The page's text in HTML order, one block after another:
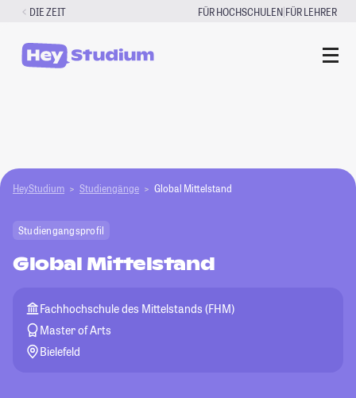
Zum
springen
DIE ZEIT FÜR HOCHSCHULEN|FÜR LEHRER
HeyStudium Studiengänge Global Mittelstand
Studiengangsprofil
Global Mittelstand
Fachhochschule des Mittelstands (FHM)
Master of Arts
Bielefeld